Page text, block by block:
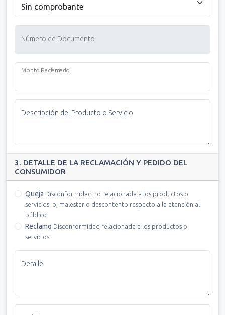
Número de Documento
Monto Reclamado
Descripción del Producto o Servicio
3. DETALLE DE LA RECLAMACIÓN Y PEDIDO DEL
CONSUMIDOR
Queja Disconformidad no relacionada a los productos o
servicios; o, malestar o descontento respecto a la atención al
público
Reclamo Disconformidad relacionada a los productos o
servicios
Detalle